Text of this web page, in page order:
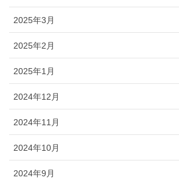
2025年3月
2025年2月
2025年1月
2024年12月
2024年11月
2024年10月
2024年9月